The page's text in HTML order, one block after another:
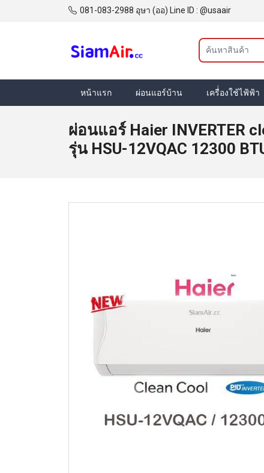
081-083-2988 อุษา (ออ) Line ID : @usaair
หน้าแรก ผ่อนแอร์บ้าน เครื่่องใช้ไฟ้ฟ้า
ผ่อนแอร์ Haier INVERTER
รุ่น HSU-12VQAC 12300